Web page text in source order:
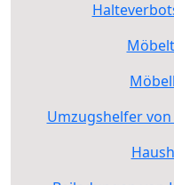
Umzugshelfer